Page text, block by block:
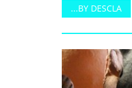
...BY DESCLA